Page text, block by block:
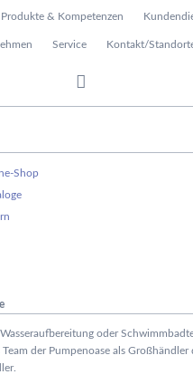
Produkte & Kompetenzen
Service Kontakt/
Shop
oder
der Pumpenoase als Großhändler